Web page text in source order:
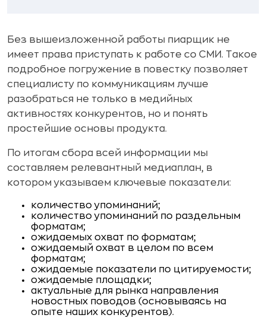
Без вышеизложенной работы пиарщик не
имеет права приступать к работе со СМИ. Такое
подробное погружение в повестку позволяет
специалисту по коммуникациям лучше
разобраться не только в медийных
активностях конкурентов, но и понять
простейшие основы продукта.
По итогам сбора всей информации мы
составляем релевантный медиаплан, в
котором указываем ключевые показатели:
количество упоминаний;
количество упоминаний по раздельным
форматам;
ожидаемых охват по форматам;
ожидаемый охват в целом по всем
форматам;
ожидаемые показатели по цитируемости;
ожидаемые площадки;
актуальные для рынка направления
новостных поводов (основываясь на
опыте наших конкурентов).